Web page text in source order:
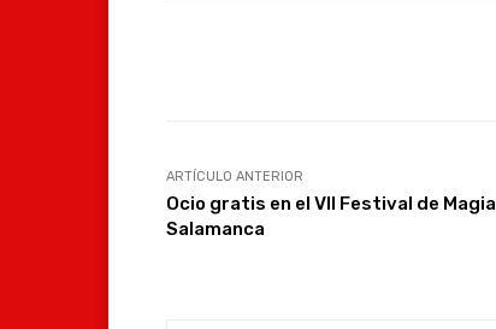
ARTÍCULO ANTERIOR
Ocio gratis en el VII Festival de
Salamanca